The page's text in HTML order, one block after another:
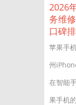
2026
务维
口碑
苹果手
州
在智能
果手机